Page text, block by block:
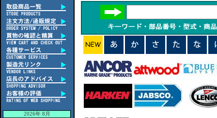
2026年 8月